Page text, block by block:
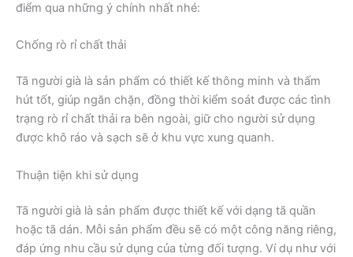
điểm qua những ý chính nhất nhé:
Chống rò rỉ chất thải
Tã người già là sản phẩm có thiết kế thông minh và thấm
hút tốt, giúp ngăn chặn, đồng thời kiểm soát được các tình
trạng rò rỉ chất thải ra bên ngoài, giữ cho người sử dụng
được khô ráo và sạch sẽ ở khu vực xung quanh.
Thuận tiện khi sử dụng
Tã người già là sản phẩm được thiết kế với dạng tã quần
hoặc tã dán. Mỗi sản phẩm đều sẽ có một công năng riêng,
đáp ứng nhu cầu sử dụng của từng đối tượng. Ví dụ như với